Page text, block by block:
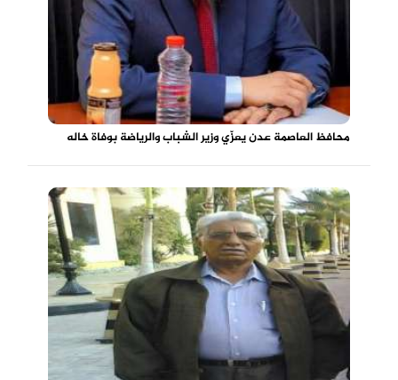
محافظ العاصمة عدن يعزّي وزير الشباب والرياضة بوفاة خاله